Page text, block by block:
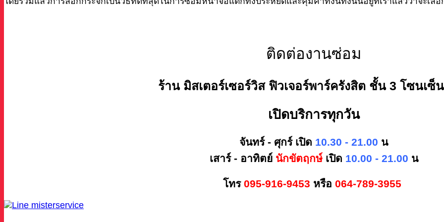
ติดต่องานซ่อม
ร้าน มิสเตอร์เซอร์วิส ฟิวเจอร์พาร์ครังสิต ชั้น 3 โซนเซ็
เปิดบริการทุกวัน
จันทร์ - ศุกร์ เปิด 10.30 - 21.00 น
เสาร์ - อาทิตย์ นักขัตฤกษ์เปิด 10.00 - 21.00 น
โทร 095-916-9453 หรือ 064-789-3955